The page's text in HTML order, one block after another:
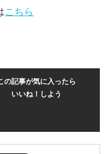
こちら
の記事が気に入ったら
いいね！しよう